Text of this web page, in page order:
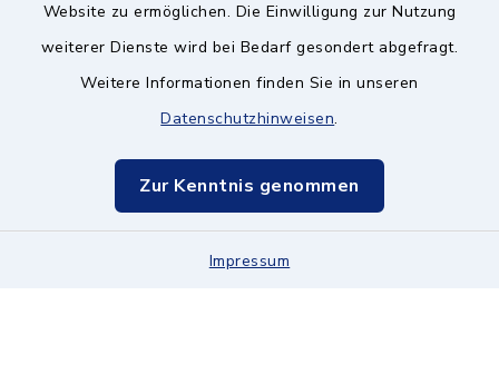
Website zu ermöglichen. Die Einwilligung zur Nutzung
weiterer Dienste wird bei Bedarf gesondert abgefragt.
Weitere Informationen finden Sie in unseren
Datenschutzhinweisen.
Zur Kenntnis genommen
Impressum
Datenschutz
Hinweisgeberschutz
Sitemap